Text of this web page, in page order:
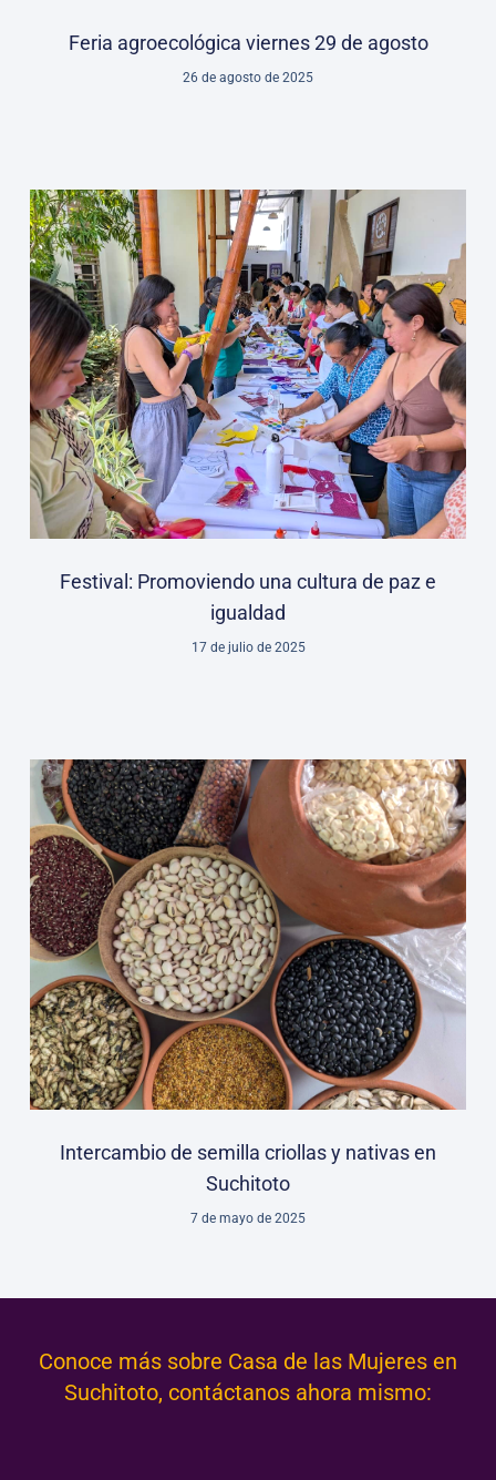
Feria agroecológica viernes 29 de agosto
26 de agosto de 2025
Festival: Promoviendo una cultura de paz e
igualdad
17 de julio de 2025
Intercambio de semilla criollas y nativas en
Suchitoto
7 de mayo de 2025
Conoce más sobre Casa de las Mujeres en
Suchitoto, contáctanos ahora mismo: